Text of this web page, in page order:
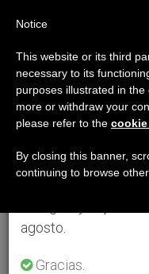
Aviso
Del 27 de julio al
anual,
se generan menos
agosto.
Gracias.
Notice
This website or its third
necessary to its
purposes illustrated in
more or withdraw your
please refer to the
By closing this banner,
continuing to browse